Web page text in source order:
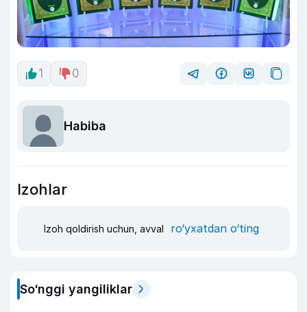
1 0
Habiba
Izohlar
Izoh qoldirish uchun, avval ro‘yxatdan o‘ting
So‘nggi yangiliklar